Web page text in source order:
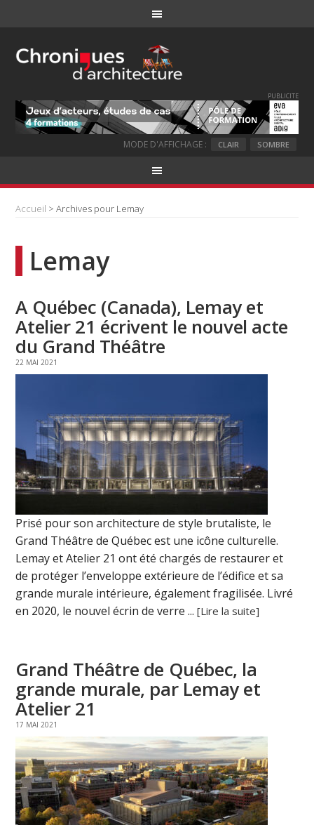
PUBLICITE
MODE D'AFFICHAGE : CLAIR SOMBRE
Accueil > Archives pour Lemay
Lemay
A Québec (Canada), Lemay et
Atelier 21 écrivent le nouvel acte
du Grand Théâtre
22 MAI 2021
Prisé pour son architecture de style brutaliste, le
Grand Théâtre de Québec est une icône culturelle.
Lemay et Atelier 21 ont été chargés de restaurer et
de protéger l’enveloppe extérieure de l’édifice et sa
grande murale intérieure, également fragilisée. Livré
en 2020, le nouvel écrin de verre ...[Lire la suite]
Grand Théâtre de Québec, la
grande murale, par Lemay et
Atelier 21
17 MAI 2021